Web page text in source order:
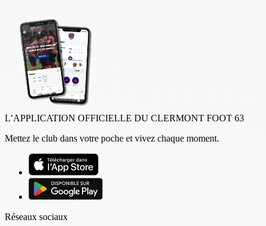
L’APPLICATION OFFICIELLE DU CLERMONT FOOT 63
Mettez le club dans votre poche et vivez chaque moment.
Réseaux sociaux